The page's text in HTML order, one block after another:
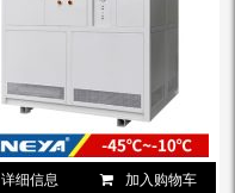
详细信息 加入购物车